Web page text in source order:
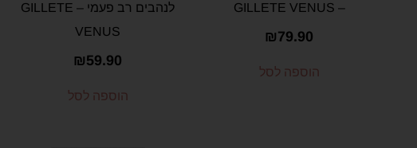
– GILLETE VENUS
₪79.90
הוספה לסל
לנהבים רב פעמי – GILLETE
VENUS
₪59.90
הוספה לסל